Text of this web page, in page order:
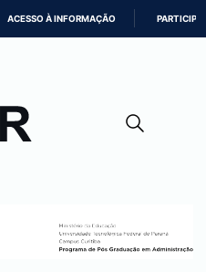
CONTEÚDO
ACESSO À INFORMAÇÃO PARTICIPE